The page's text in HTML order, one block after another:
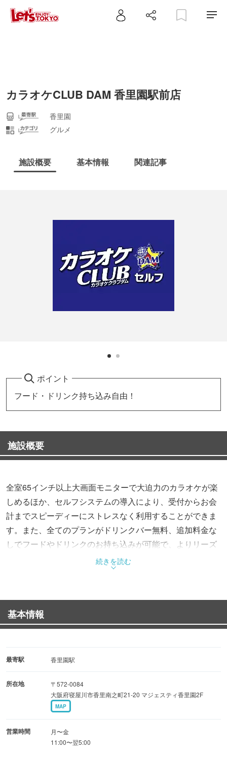
カラオケCLUB DAM 香里園駅前店
香里園
グルメ
施設概要 基本情報 関連記事
ポイント
フード・ドリンク持ち込み自由！
施設概要
全室65インチ以上大画面モニターで大迫力のカラオケが楽
しめるほか、セルフシステムの導入により、受付からお会
計までスピーディーにストレスなく利用することができま
す。また、全てのプランがドリンクバー無料、追加料金な
しでフードやドリンクのお持ち込みが可能で、よりリーズ
ナブルにカラオケを楽しむことができます。
続きを読む
基本情報
最寄駅 香里園駅
所在地
〒572-0084
大阪府寝屋川市香里南之町21-20 マジェスティ香里園2F
MAP
営業時間
月〜金
11:00〜翌5:00